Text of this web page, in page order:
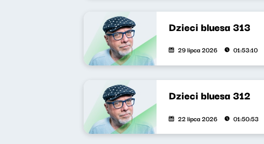
Dzieci bluesa 313
29 lipca 2026 01:53:10
Dzieci bluesa 312
22 lipca 2026 01:50:53